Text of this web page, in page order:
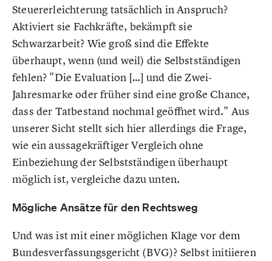
Steuererleichterung tatsächlich in Anspruch?
Aktiviert sie Fachkräfte, bekämpft sie
Schwarzarbeit? Wie groß sind die Effekte
überhaupt, wenn (und weil) die Selbstständigen
fehlen? "Die Evaluation […] und die Zwei-
Jahresmarke oder früher sind eine große Chance,
dass der Tatbestand nochmal geöffnet wird." Aus
unserer Sicht stellt sich hier allerdings die Frage,
wie ein aussagekräftiger Vergleich ohne
Einbeziehung der Selbstständigen überhaupt
möglich ist, vergleiche dazu unten.
Mögliche Ansätze für den Rechtsweg
Und was ist mit einer möglichen Klage vor dem
Bundesverfassungsgericht (BVG)? Selbst initiieren